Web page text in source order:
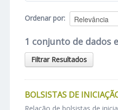
Ordenar por
1 conjunto de dados
Filtrar Resultados
BOLSISTAS DE